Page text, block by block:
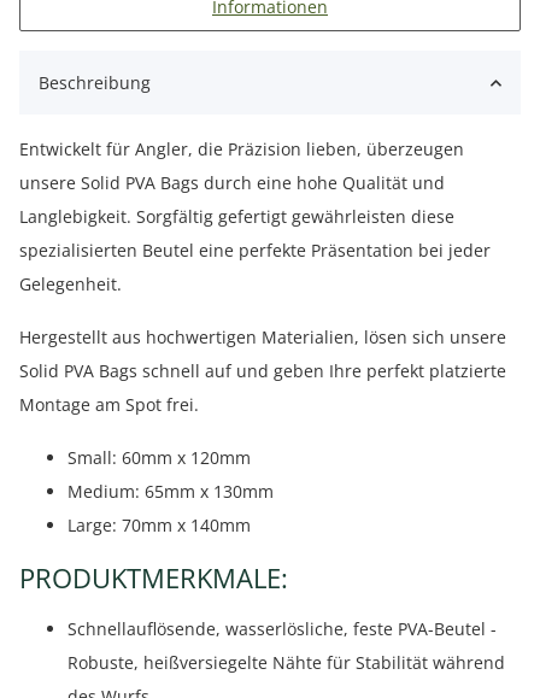
Informationen
Beschreibung
Entwickelt für Angler, die Präzision lieben, überzeugen
unsere Solid PVA Bags durch eine hohe Qualität und
Langlebigkeit. Sorgfältig gefertigt gewährleisten diese
spezialisierten Beutel eine perfekte Präsentation bei jeder
Gelegenheit.
Hergestellt aus hochwertigen Materialien, lösen sich unsere
Solid PVA Bags schnell auf und geben Ihre perfekt platzierte
Montage am Spot frei.
Small: 60mm x 120mm
Medium: 65mm x 130mm
Large: 70mm x 140mm
PRODUKTMERKMALE:
Schnellauflösende, wasserlösliche, feste PVA-Beutel -
Robuste, heißversiegelte Nähte für Stabilität während